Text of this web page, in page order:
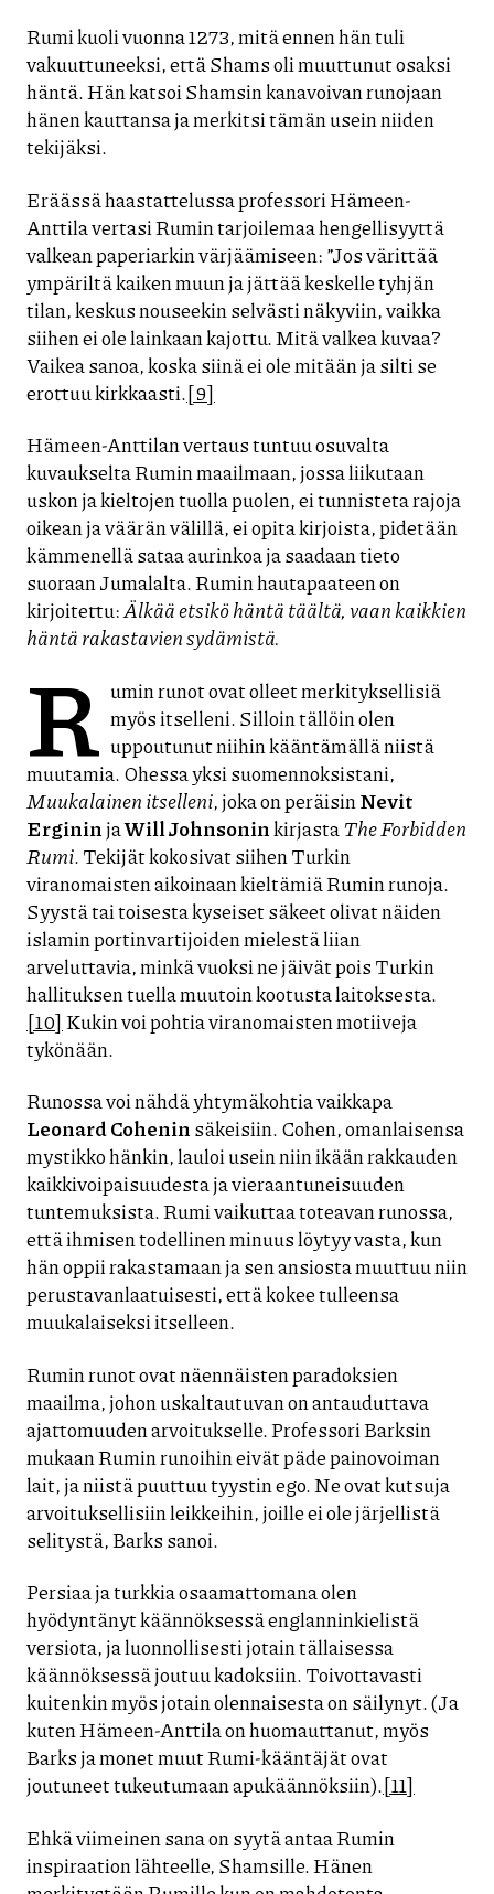
Rumi kuoli vuonna 1273, mitä ennen hän tuli
vakuuttuneeksi, että Shams oli muuttunut osaksi
häntä. Hän katsoi Shamsin kanavoivan runojaan
hänen kauttansa ja merkitsi tämän usein niiden
tekijäksi.
Eräässä haastattelussa professori Hämeen-
Anttila vertasi Rumin tarjoilemaa hengellisyyttä
valkean paperiarkin värjäämiseen: ”Jos värittää
ympäriltä kaiken muun ja jättää keskelle tyhjän
tilan, keskus nouseekin selvästi näkyviin, vaikka
siihen ei ole lainkaan kajottu. Mitä valkea kuvaa?
Vaikea sanoa, koska siinä ei ole mitään ja silti se
erottuu kirkkaasti.[9]
Hämeen-Anttilan vertaus tuntuu osuvalta
kuvaukselta Rumin maailmaan, jossa liikutaan
uskon ja kieltojen tuolla puolen, ei tunnisteta rajoja
oikean ja väärän välillä, ei opita kirjoista, pidetään
kämmenellä sataa aurinkoa ja saadaan tieto
suoraan Jumalalta. Rumin hautapaateen on
kirjoitettu:Älkää etsikö häntä täältä, vaan kaikkien
häntä rakastavien sydämistä.
R umin runot ovat olleet merkityksellisiä
myös itselleni. Silloin tällöin olen
uppoutunut niihin kääntämällä niistä
muutamia. Ohessa yksi suomennoksistani,
Muukalainen itselleni, joka on peräisinNevit
ErgininjaWill JohnsoninkirjastaThe Forbidden
Rumi. Tekijät kokosivat siihen Turkin
viranomaisten aikoinaan kieltämiä Rumin runoja.
Syystä tai toisesta kyseiset säkeet olivat näiden
islamin portinvartijoiden mielestä liian
arveluttavia, minkä vuoksi ne jäivät pois Turkin
hallituksen tuella muutoin kootusta laitoksesta.
[10]Kukin voi pohtia viranomaisten motiiveja
tykönään.
Runossa voi nähdä yhtymäkohtia vaikkapa
Leonard Coheninsäkeisiin. Cohen, omanlaisensa
mystikko hänkin, lauloi usein niin ikään rakkauden
kaikkivoipaisuudesta ja vieraantuneisuuden
tuntemuksista. Rumi vaikuttaa toteavan runossa,
että ihmisen todellinen minuus löytyy vasta, kun
hän oppii rakastamaan ja sen ansiosta muuttuu niin
perustavanlaatuisesti, että kokee tulleensa
muukalaiseksi itselleen.
Rumin runot ovat näennäisten paradoksien
maailma, johon uskaltautuvan on antauduttava
ajattomuuden arvoitukselle. Professori Barksin
mukaan Rumin runoihin eivät päde painovoiman
lait, ja niistä puuttuu tyystin ego. Ne ovat kutsuja
arvoituksellisiin leikkeihin, joille ei ole järjellistä
selitystä, Barks sanoi.
Persiaa ja turkkia osaamattomana olen
hyödyntänyt käännöksessä englanninkielistä
versiota, ja luonnollisesti jotain tällaisessa
käännöksessä joutuu kadoksiin. Toivottavasti
kuitenkin myös jotain olennaisesta on säilynyt. (Ja
kuten Hämeen-Anttila on huomauttanut, myös
Barks ja monet muut Rumi-kääntäjät ovat
joutuneet tukeutumaan apukäännöksiin).[11]
Ehkä viimeinen sana on syytä antaa Rumin
inspiraation lähteelle, Shamsille. Hänen